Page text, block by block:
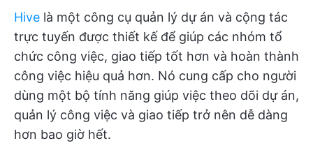
Hive là một công cụ quản lý dự án và cộng tác
trực tuyến được thiết kế để giúp các nhóm tổ
chức công việc, giao tiếp tốt hơn và hoàn thành
công việc hiệu quả hơn. Nó cung cấp cho người
dùng một bộ tính năng giúp việc theo dõi dự án,
quản lý công việc và giao tiếp trở nên dễ dàng
hơn bao giờ hết.